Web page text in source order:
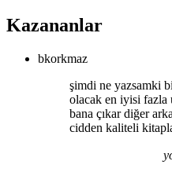
Kazananlar
bkorkmaz
şimdi ne yazsamki
olacak en iyisi fazla
bana çıkar diğer
cidden kaliteli